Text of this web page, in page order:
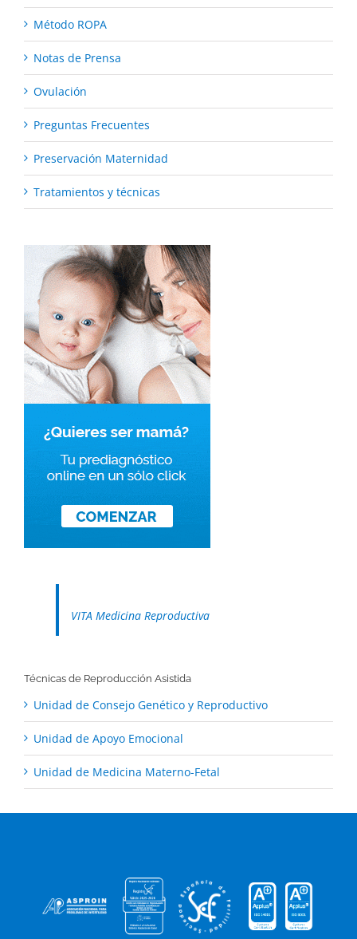
Método ROPA
Notas de Prensa
Ovulación
Preguntas Frecuentes
Preservación Maternidad
Tratamientos y técnicas
VITA Medicina Reproductiva
Técnicas de Reproducción Asistida
Unidad de Consejo Genético y Reproductivo
Unidad de Apoyo Emocional
Unidad de Medicina Materno-Fetal